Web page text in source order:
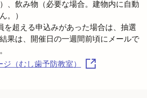
、飲み物（必要な場合。建物内に自動
。）
を超える申込みがあった場合は、抽選
果は、開催日の一週間前頃にメールで
（むし歯予防教室）